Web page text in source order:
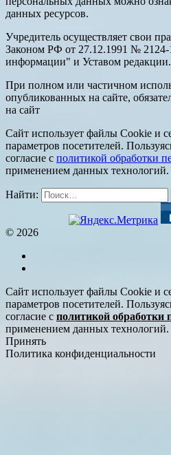
данных ресурсов.
Учредитель осуществляет свои
Законом РФ от 27.12.1991 № 2124-
информации" и Уставом редакции.
При полном или частичном
опубликованных на сайте,
на сайт
Сайт использует файлы Cookie и
параметров посетителей.
согласие с политикой обработки
применением данных технологий.
Найти:
© 2026
Сайт использует файлы Cookie и
параметров посетителей.
согласие с политикой обработки
применением данных технологий.
Принять
Политика конфиденциальности